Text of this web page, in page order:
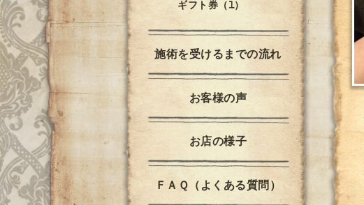
ギフト券（1）
施術を受けるまでの流れ
お客様の声
お店の様子
ＦＡＱ（よくある質問）